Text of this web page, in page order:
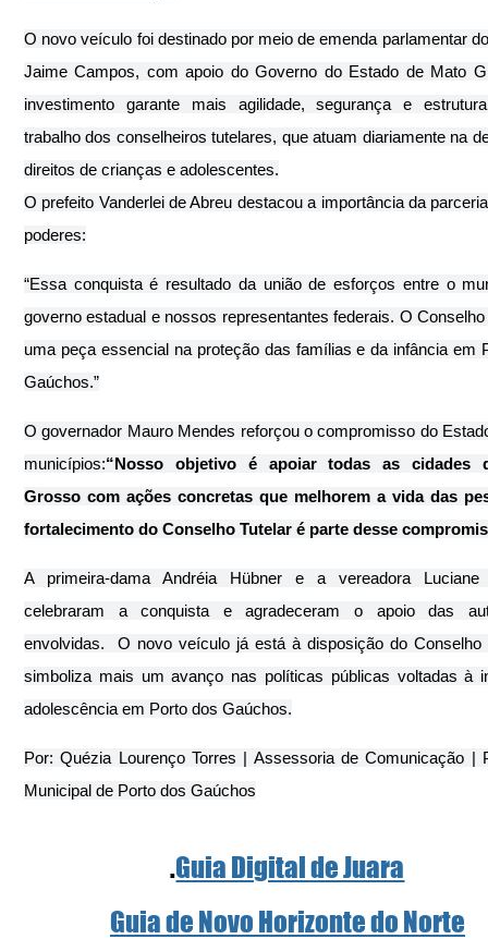
O novo veículo foi destinado por meio de emenda parlamentar
Jaime Campos, com apoio do Governo do Estado de Mato
investimento garante mais agilidade, segurança e
trabalho dos conselheiros tutelares, que atuam diariamente na
direitos de crianças e adolescentes.
O prefeito Vanderlei de Abreu destacou a importância da
poderes:
“Essa conquista é resultado da união de esforços entre o
governo estadual e nossos representantes federais. O Conselho
uma peça essencial na proteção das famílias e da infância em
Gaúchos.”
O governador Mauro Mendes reforçou o compromisso do
municípios:“Nosso objetivo é apoiar todas as cidades
Grosso com ações concretas que melhorem a vida das
fortalecimento do Conselho Tutelar é parte desse
A primeira-dama Andréia Hübner e a vereadora Luciane
celebraram a conquista e agradeceram o apoio das
envolvidas.  O novo veículo já está à disposição do Conselho
simboliza mais um avanço nas políticas públicas voltadas à
adolescência em Porto dos Gaúchos.
Por: Quézia Lourenço Torres | Assessoria de Comunicação |
Municipal de Porto dos Gaúchos
.Guia Digital de Juara
Guia de Novo Horizonte do Norte